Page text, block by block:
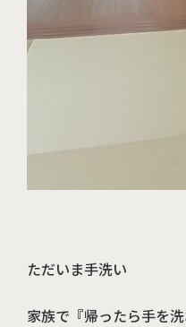
ただいま手洗い
家族で『帰ったら手を